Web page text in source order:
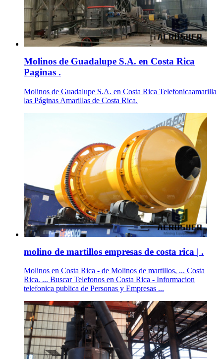
Molinos de Guadalupe S.A. en Costa Rica
Paginas .
Molinos de Guadalupe S.A. en Costa Rica Telefonicaamarilla
las Páginas Amarillas de Costa Rica.
molino de martillos empresas de costa rica | .
Molinos en Costa Rica - de Molinos de martillos, ... Costa
Rica. ... Buscar Telefonos en Costa Rica - Informacion
telefonica publica de Personas y Empresas ...